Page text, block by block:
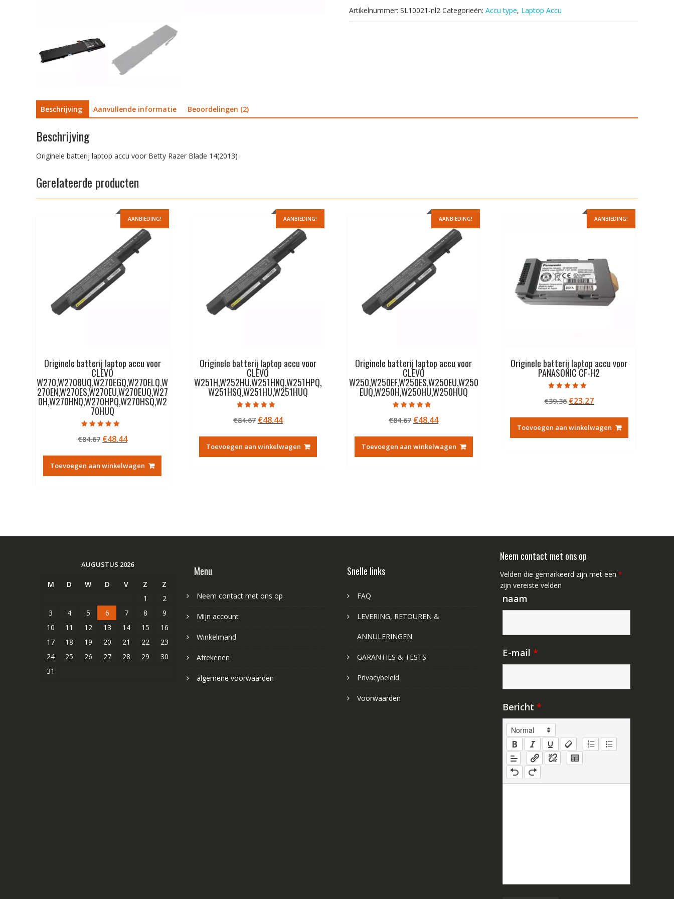
aantal
Artikelnummer: SL10021-nl2 Categorieën: Accu type, Laptop Accu
Beschrijving Aanvullende informatie Beoordelingen (2)
Beschrijving
Originele batterij laptop accu voor Betty Razer Blade 14(2013)
Gerelateerde producten
AANBIEDING!
Originele batterij laptop accu voor
CLEVO
W270,W270BUQ,W270EGQ,W270ELQ,W
270EN,W270ES,W270EU,W270EUQ,W27
0H,W270HNQ,W270HPQ,W270HSQ,W2
70HUQ
5.00
uit 5
€84.67 Oorspronkelijke
was:
€84.67.
€48.44Huidige
€48.44.
Toevoegen aan winkelwagen
AANBIEDING!
Originele batterij laptop accu voor
CLEVO
W251H,W252HU,W251HNQ,W251HPQ,
W251HSQ,W251HU,W251HUQ
5.00
uit 5
€84.67 Oorspronkelijke
was:
€84.67.
€48.44Huidige
€48.44.
Toevoegen aan winkelwagen
AANBIEDING!
Originele batterij laptop accu voor
CLEVO
W250,W250EF,W250ES,W250EU,W250
EUQ,W250H,W250HU,W250HUQ
4.50
uit 5
€84.67 Oorspronkelijke
was:
€84.67.
€48.44Huidige
€48.44.
Toevoegen aan winkelwagen
AANBIEDING!
Originele batterij laptop accu voor
PANASONIC CF-H2
5.00
uit 5
€39.36 Oorspronkelijke
was:
€39.36.
€23.27Huidige
€23.27.
Toevoegen aan winkelwagen
AUGUSTUS 2026
M D W D V Z
Z
1
2
3
4 5 6 7 8
9
10
11 12 13 14 15
16
17
18 19 20 21 22
23
24
25 26 27 28 29
30
31
Menu
Neem contact met ons op
Mijn account
Winkelmand
Afrekenen
algemene voorwaarden
Snelle links
FAQ
LEVERING, RETOUREN &
ANNULERINGEN
GARANTIES & TESTS
Privacybeleid
Voorwaarden
Neem contact met ons op
Velden die gemarkeerd zijn met een *
zijn vereiste velden
naam
E-mail *
Bericht *